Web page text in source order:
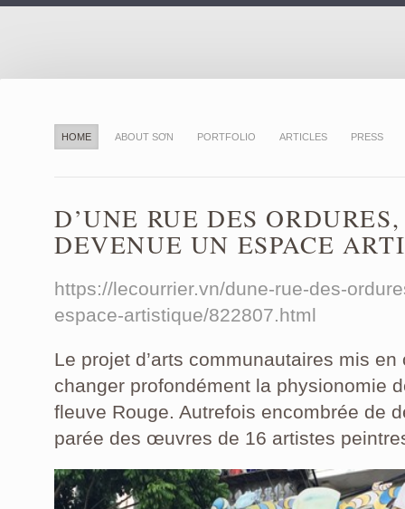
HOME ABOUT SƠN PORTFOLIO ARTICLES PRESS
D’UNE RUE DES
DEVENUE UN ESPACE
https://lecourrier.vn/dune-rue-des-
espace-artistique/822807.html
Le projet d’arts communautaires mis
changer profondément la physionomie
fleuve Rouge. Autrefois encombrée de
parée des œuvres de 16 artistes